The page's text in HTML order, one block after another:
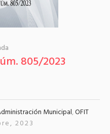
805/2023
Municipal,OFIT
2023